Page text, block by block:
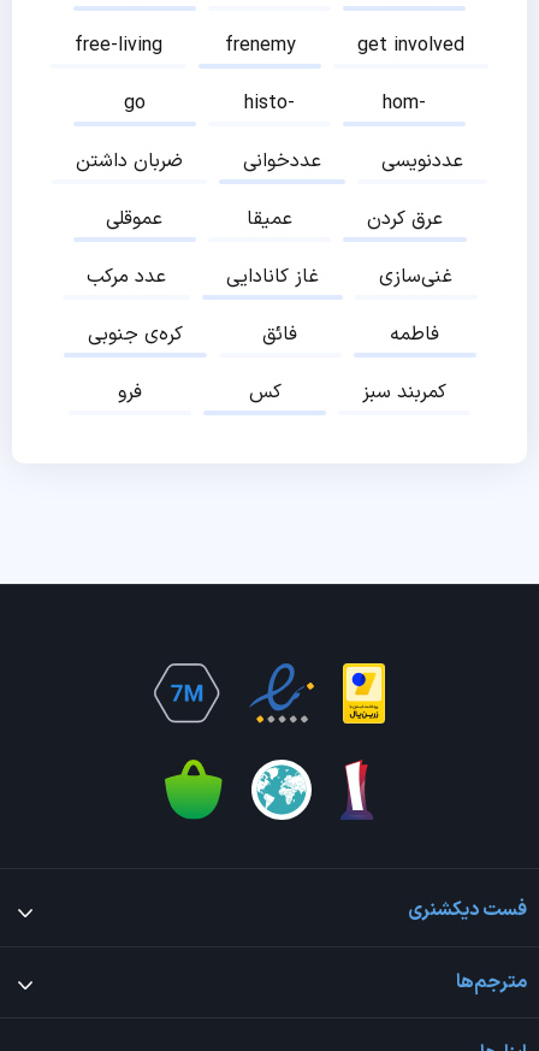
free-living
frenemy
get involved
go
histo-
hom-
ضربان داشتن
عددخوانی
عددنویسی
عموقلی
عمیقا
عرق کردن
عدد مرکب
غاز کانادایی
غنی‌سازی
کره‌ی جنوبی
فائق
فاطمه
فرو
کس کمربند سبز
فست دیکشنری
مترجم‌ها